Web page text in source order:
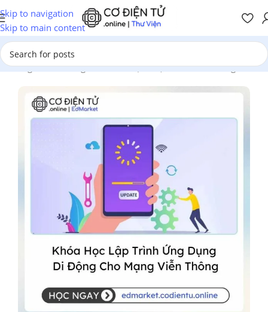
Skip to navigation
Skip to main content
Trang chủ/Chương Trình Đào Tạo/Điện Tử - Viễn Thông